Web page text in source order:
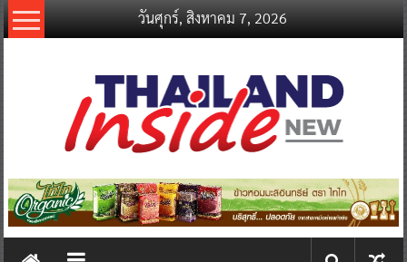
Skip
to
วันศุกร์, สิงหาคม 7, 2026
thailandinsidenew.com
Thailand